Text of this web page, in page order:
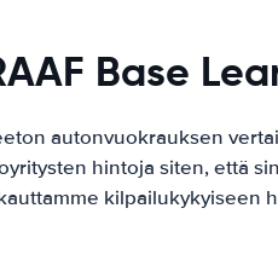
Base
autonvuokrauksen
hintoja siten, että
kilpailukykyiseen